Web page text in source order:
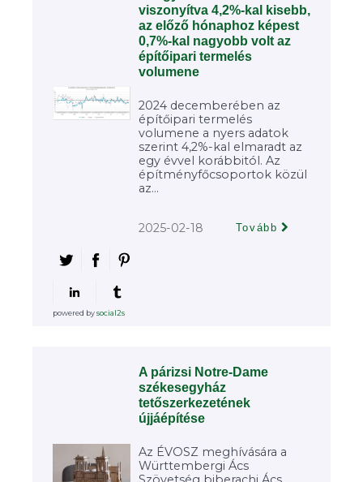
viszonyítva 4,2%-kal kisebb,
az előző hónaphoz képest
0,7%-kal nagyobb volt az
építőipari termelés
volumene
2024 decemberében az
építőipari termelés
volumene a nyers adatok
szerint 4,2%-kal elmaradt az
egy évvel korábbitól. Az
építményfőcsoportok közül
az...
2025-02-18 Tovább
powered bysocial2s
A párizsi Notre-Dame
székesegyház
tetőszerkezetének
újjáépítése
Az ÉVOSZ meghívására a
Württembergi Ács